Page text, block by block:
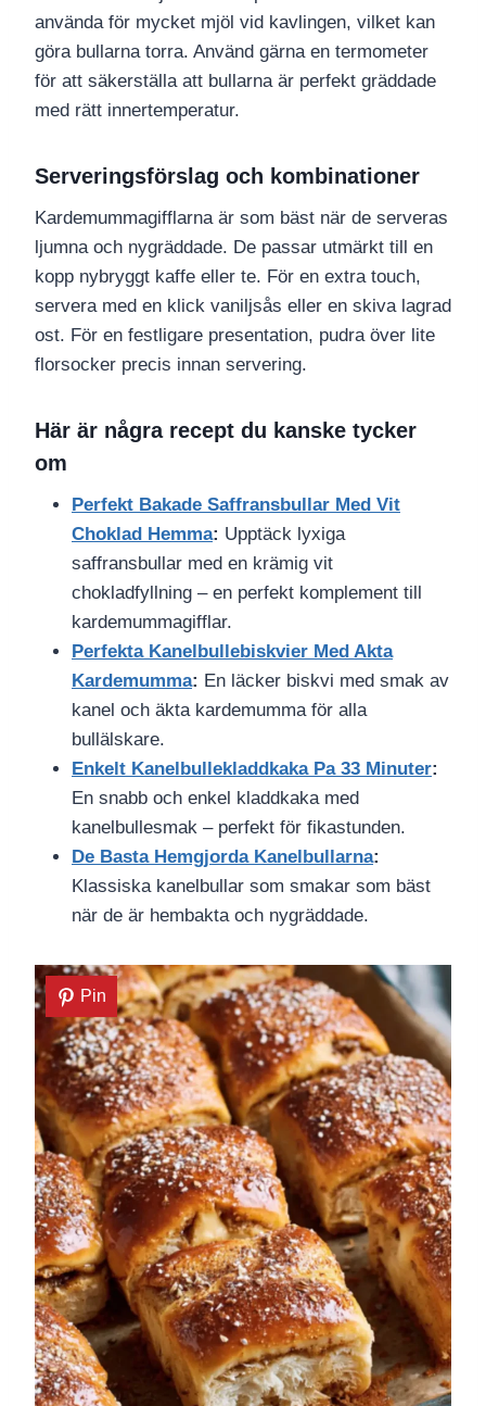
använda för mycket mjöl vid kavlingen, vilket kan
göra bullarna torra. Använd gärna en termometer
för att säkerställa att bullarna är perfekt gräddade
med rätt innertemperatur.
Serveringsförslag och kombinationer
Kardemummagifflarna är som bäst när de serveras
ljumna och nygräddade. De passar utmärkt till en
kopp nybryggt kaffe eller te. För en extra touch,
servera med en klick vaniljsås eller en skiva lagrad
ost. För en festligare presentation, pudra över lite
florsocker precis innan servering.
Här är några recept du kanske tycker
om
Perfekt Bakade Saffransbullar Med Vit
Choklad Hemma: Upptäck lyxiga
saffransbullar med en krämig vit
chokladfyllning – en perfekt komplement till
kardemummagifflar.
Perfekta Kanelbullebiskvier Med Akta
Kardemumma: En läcker biskvi med smak av
kanel och äkta kardemumma för alla
bullälskare.
Enkelt Kanelbullekladdkaka Pa 33 Minuter:
En snabb och enkel kladdkaka med
kanelbullesmak – perfekt för fikastunden.
De Basta Hemgjorda Kanelbullarna:
Klassiska kanelbullar som smakar som bäst
när de är hembakta och nygräddade.
Pin